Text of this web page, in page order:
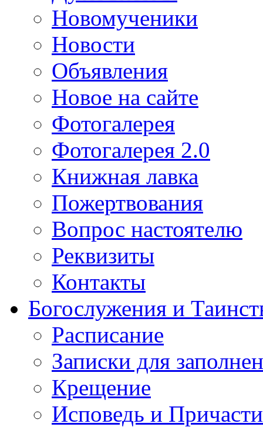
Новомученики
Новости
Объявления
Новое на сайте
Фотогалерея
Фотогалерея 2.0
Книжная лавка
Пожертвования
Вопрос настоятелю
Реквизиты
Контакты
Богослужения и
Расписание
Записки для
Крещение
Исповедь и